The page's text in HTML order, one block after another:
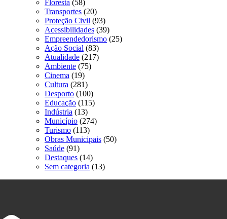
Floresta (58)
Transportes (20)
Proteção Civil (93)
Acessibilidades (39)
Empreendedorismo (25)
Ação Social (83)
Atualidade (217)
Ambiente (75)
Cinema (19)
Cultura (281)
Desporto (100)
Educação (115)
Indústria (13)
Município (274)
Turismo (113)
Obras Municipais (50)
Saúde (91)
Destaques (14)
Sem categoria (13)